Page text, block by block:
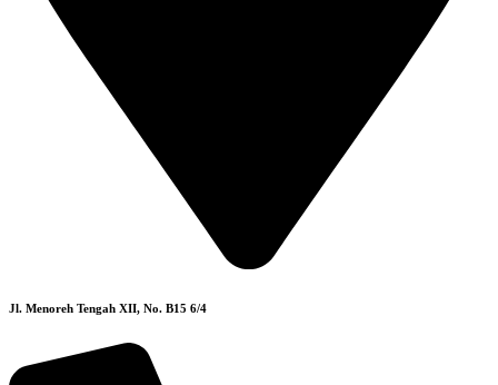
Jl. Menoreh Tengah XII, No. B15 6/4